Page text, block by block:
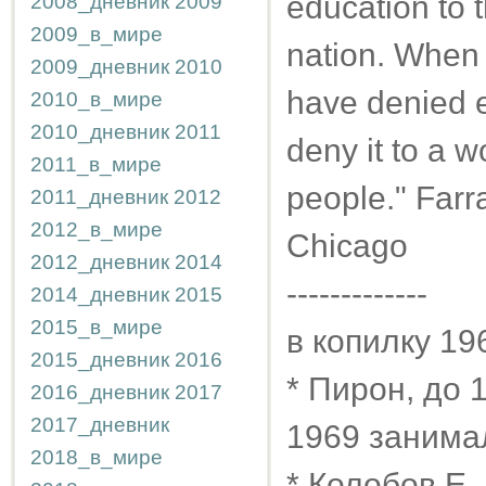
2009_в_мире
2009_дневник 2010
2010_в_мире
2010_дневник 2011
2011_в_мире
2011_дневник 2012
2012_в_мире
2012_дневник 2014
2014_дневник 2015
2015_в_мире
2015_дневник 2016
2016_дневник 2017
2017_дневник
2018_в_мире
nation.
have denied
deny it to a
people."
Chicago
-------------
в копилку
* Пирон, до
1969